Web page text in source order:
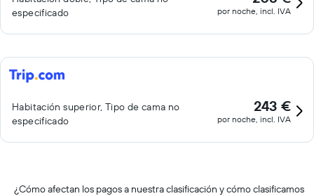
especificado
por noche, incl. IVA
Habitación superior, Tipo de cama no
especificado
243 €
por noche, incl. IVA
¿Cómo afectan los pagos a nuestra clasificación y cómo clasificamos